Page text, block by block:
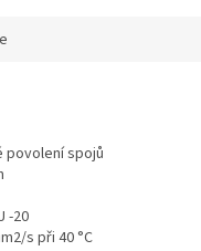
povolení spojů
-20
s při 40 °C